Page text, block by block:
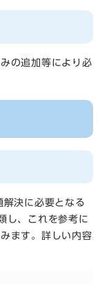
の追加等により必
決に必要となる
し、これを参考に
ます。詳しい内容